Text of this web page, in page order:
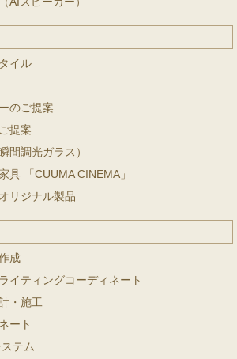
イル
のご提案
提案
間調光ガラス）
具 「CUUMA CINEMA」
リジナル製品
成
イティングコーディネート
・施工
ート
テム